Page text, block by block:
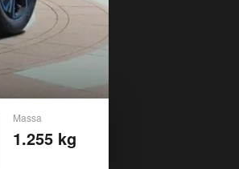
Massa
1.255 kg